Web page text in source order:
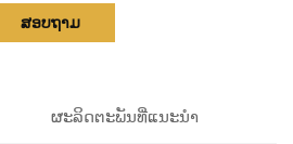
ສອບຖາມ
ຜະລິດຕະພັນທີ່ແນະນຳ